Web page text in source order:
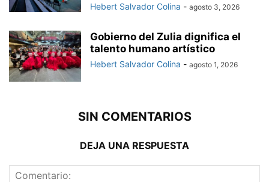
Hebert Salvador Colina - agosto 3, 2026
Gobierno del Zulia dignifica el
talento humano artístico
Hebert Salvador Colina - agosto 1, 2026
SIN COMENTARIOS
DEJA UNA RESPUESTA